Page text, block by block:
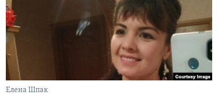
РАСПИСАНИЕ ВЕЩАНИЯ
ПОДПИШИТЕСЬ НА РАССЫЛКУ
СОЦИАЛЬНЫЕ СЕТИ
Елена Шпак